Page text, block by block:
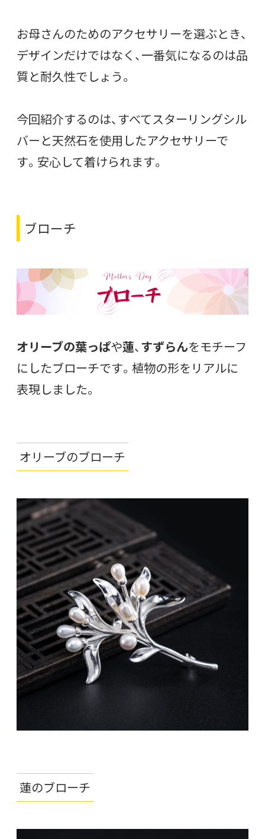
お母さんのためのアクセサリーを選ぶとき、
デザインだけではなく、一番気になるのは品
質と耐久性でしょう。
今回紹介するのは、すべてスターリングシル
バーと天然石を使用したアクセサリーで
す。安心して着けられます。
ブローチ
オリーブの葉っぱや蓮、すずらんをモチーフ
にしたブローチです。植物の形をリアルに
表現しました。
オリーブのブローチ
蓮のブローチ